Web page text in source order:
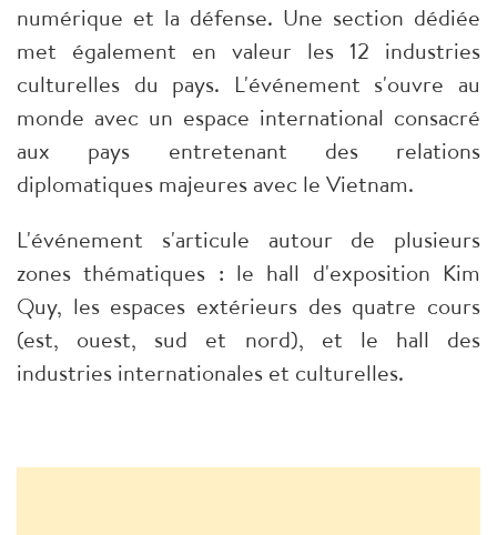
numérique et la défense. Une section dédiée
met également en valeur les 12 industries
culturelles du pays. L'événement s'ouvre au
monde avec un espace international consacré
aux pays entretenant des relations
diplomatiques majeures avec le Vietnam.
L'événement s'articule autour de plusieurs
zones thématiques : le hall d'exposition Kim
Quy, les espaces extérieurs des quatre cours
(est, ouest, sud et nord), et le hall des
industries internationales et culturelles.